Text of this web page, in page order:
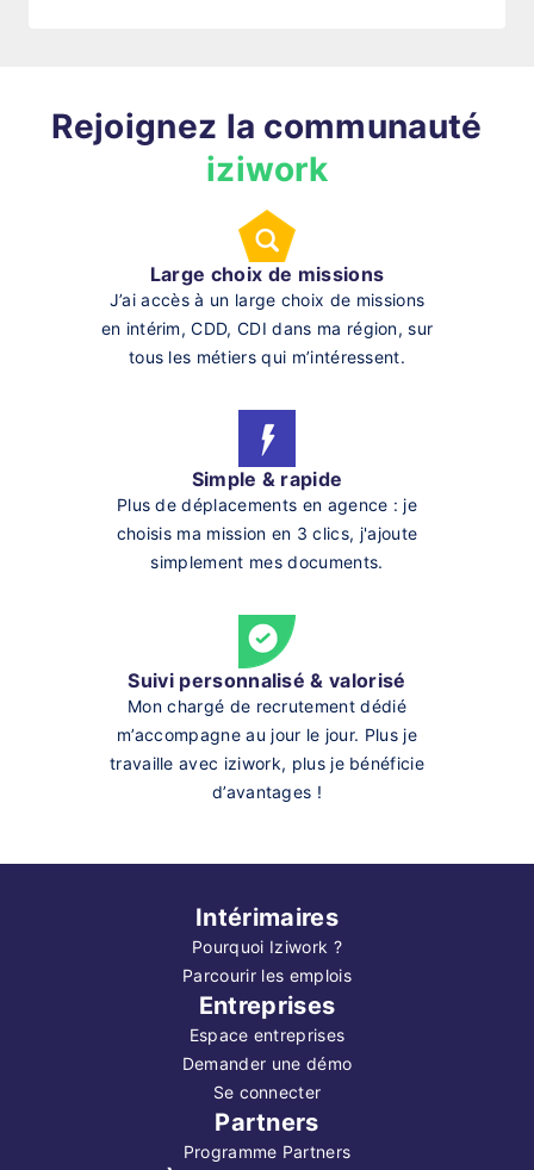
Rejoignez la communauté
iziwork
Large choix de missions
J’ai accès à un large choix de missions
en intérim, CDD, CDI dans ma région, sur
tous les métiers qui m’intéressent.
Simple & rapide
Plus de déplacements en agence : je
choisis ma mission en 3 clics, j'ajoute
simplement mes documents.
Suivi personnalisé & valorisé
Mon chargé de recrutement dédié
m’accompagne au jour le jour. Plus je
travaille avec iziwork, plus je bénéficie
d’avantages !
Intérimaires
Pourquoi Iziwork ?
Parcourir les emplois
Entreprises
Espace entreprises
Demander une démo
Se connecter
Partners
Programme Partners